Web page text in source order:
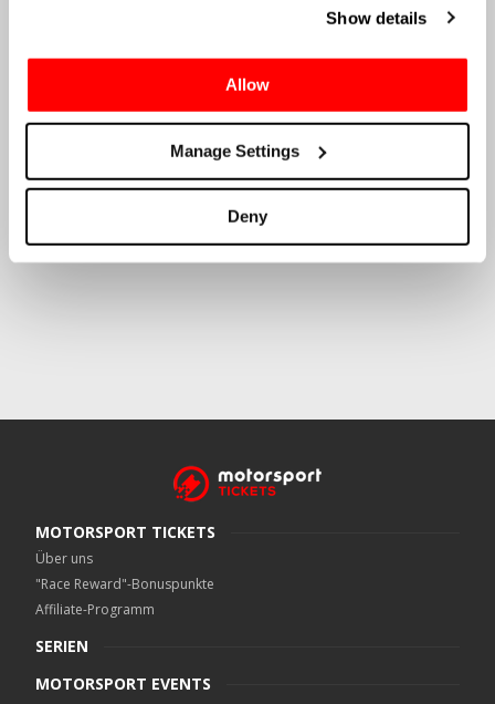
Show details
Allow
Manage Settings
Deny
Liquidation zur Verfügung stellen, einschließlich Unterlagen
darüber, wie Sie eine Forderung gegen das Unternehmen geltend
machen können.
kann kontaktiert werden unter
motorsport.tickets@crowe.co.uk
MOTORSPORT TICKETS
Über uns
"Race Reward"-Bonuspunkte
Affiliate-Programm
SERIEN
MOTORSPORT EVENTS